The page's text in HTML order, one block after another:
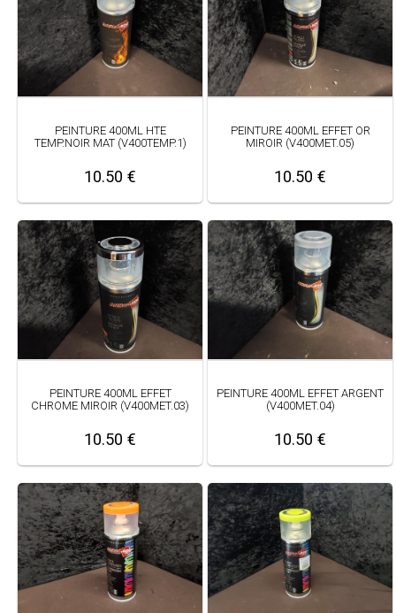
PEINTURE 400ML HTE
TEMP.NOIR MAT (V400TEMP.1)
10.50 €
PEINTURE 400ML EFFET OR
MIROIR (V400MET.05)
10.50 €
PEINTURE 400ML EFFET
CHROME MIROIR (V400MET.03)
10.50 €
PEINTURE 400ML EFFET ARGENT
(V400MET.04)
10.50 €